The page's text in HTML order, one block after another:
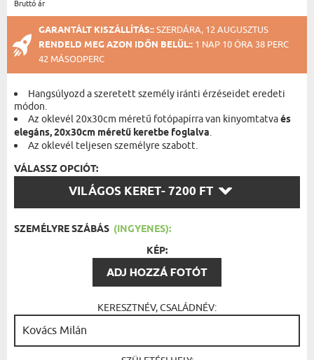
Bruttó ár
GARANTÁLT KISZÁLLÍTÁS::SZERDÁRA, 12 AUGUSZTUS
RENDELD MEG AZON IDŐN BELÜL:: 1 NAP 10 ÓRA 38 PERC
41 MÁSODPERC
Hangsúlyozd a szeretett személy iránti érzéseidet eredeti
módon.
Az oklevél 20x30cm méretű fotópapírra van kinyomtatvaés
elegáns, 20x30cm méretű keretbe foglalva.
Az oklevél teljesen személyre szabott.
VÁLASSZ OPCIÓT:
VILÁGOS KERET- 7200 FT
SZEMÉLYRE SZÁBÁS (INGYENES):
KÉP:
ADJ HOZZÁ FOTÓT
KERESZTNÉV, CSALÁDNÉV: